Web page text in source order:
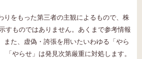
りをもった第三者の主観によるもので、株
すものではありません。あくまで参考情報
また、虚偽・誇張を用いたいわゆる「やら
「やらせ」は発見次第厳重に対処します。